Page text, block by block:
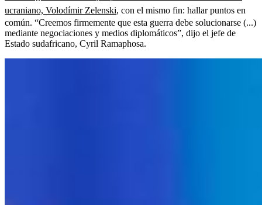
ucraniano, Volodímir Zelenski, con el mismo fin: hallar puntos en
común. “Creemos firmemente que esta guerra debe solucionarse (...)
mediante negociaciones y medios diplomáticos”, dijo el jefe de
Estado sudafricano, Cyril Ramaphosa.